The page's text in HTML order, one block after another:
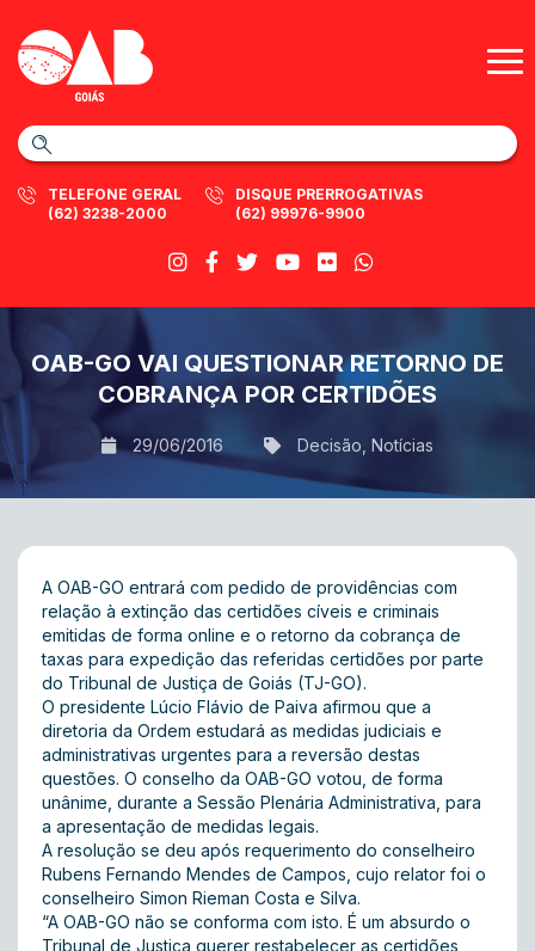
TELEFONE GERAL
(62) 3238-2000
DISQUE PRERROGATIVAS
(62) 99976-9900
OAB-GO VAI QUESTIONAR RETORNO DE
COBRANÇA POR CERTIDÕES
29/06/2016 Decisão Notícias
A OAB-GO entrará com pedido de providências com
relação à extinção das certidões cíveis e criminais
emitidas de forma online e o retorno da cobrança de
taxas para expedição das referidas certidões por parte
do Tribunal de Justiça de Goiás (TJ-GO).
O presidente Lúcio Flávio de Paiva afirmou que a
diretoria da Ordem estudará as medidas judiciais e
administrativas urgentes para a reversão destas
questões. O conselho da OAB-GO votou, de forma
unânime, durante a Sessão Plenária Administrativa, para
a apresentação de medidas legais.
A resolução se deu após requerimento do conselheiro
Rubens Fernando Mendes de Campos, cujo relator foi o
conselheiro Simon Rieman Costa e Silva.
“A OAB-GO não se conforma com isto. É um absurdo o
Tribunal de Justiça querer restabelecer as certidões